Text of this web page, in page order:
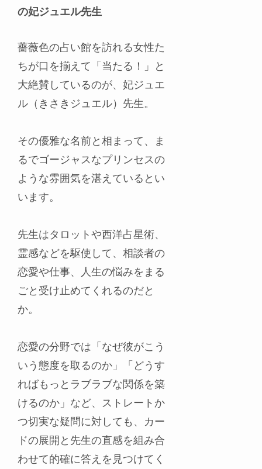
の妃ジュエル先生
薔薇色の占い館を訪れる女性た
ちが口を揃えて「当たる！」と
大絶賛しているのが、妃ジュエ
ル（きさきジュエル）先生。
その優雅な名前と相まって、ま
るでゴージャスなプリンセスの
ような雰囲気を湛えているとい
います。
先生はタロットや西洋占星術、
霊感などを駆使して、相談者の
恋愛や仕事、人生の悩みをまる
ごと受け止めてくれるのだと
か。
恋愛の分野では「なぜ彼がこう
いう態度を取るのか」「どうす
ればもっとラブラブな関係を築
けるのか」など、ストレートか
つ切実な疑問に対しても、カー
ドの展開と先生の直感を組み合
わせて的確に答えを見つけてく